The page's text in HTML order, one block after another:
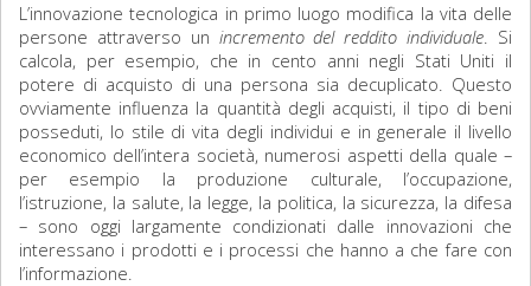
L’innovazione tecnologica in primo luogo modifica la vita delle
persone attraverso un incremento del reddito individuale. Si
calcola, per esempio, che in cento anni negli Stati Uniti il
potere di acquisto di una persona sia decuplicato. Questo
ovviamente influenza la quantità degli acquisti, il tipo di beni
posseduti, lo stile di vita degli individui e in generale il livello
economico dell’intera società, numerosi aspetti della quale –
per esempio la produzione culturale, l’occupazione,
l’istruzione, la salute, la legge, la politica, la sicurezza, la difesa
– sono oggi largamente condizionati dalle innovazioni che
interessano i prodotti e i processi che hanno a che fare con
l’informazione.